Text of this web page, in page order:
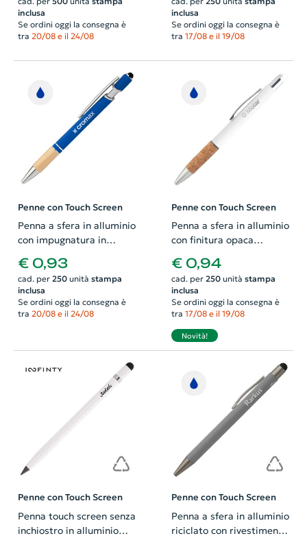
e refill blu
inclusa
Se ordini oggi la consegna è
tra 20/08 e il 24/08
inclusa
Se ordini oggi la consegna è
tra 17/08 e il 19/08
Penne con Touch Screen
Penna a sfera in alluminio
con impugnatura in
gommata colorata e
punta touch e con
meccanismo a scatto e
refill blu
€ 0,93
cad. per 250unità stampa
inclusa
Se ordini oggi la consegna è
tra 20/08 e il 24/08
Penne con Touch Screen
Penna a sfera in alluminio
con finitura opaca
sughero con punta touch
e refill blu
€ 0,94
cad. per 250unità stampa
inclusa
Se ordini oggi la consegna è
tra 17/08 e il 19/08
Novità!
Penne con Touch Screen
Penna touch screen senza
inchiostro in alluminio
Penne con Touch Screen
Penna a sfera in alluminio
riciclato con rivestimento